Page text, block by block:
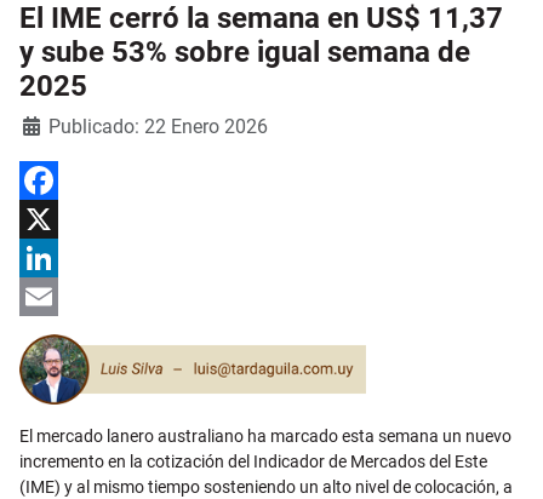
El IME cerró la semana en US$ 11,37
y sube 53% sobre igual semana de
2025
Detalles
Publicado: 22 Enero 2026
Facebook
X
LinkedIn
Email
El mercado lanero australiano ha marcado esta semana un nuevo
incremento en la cotización del Indicador de Mercados del Este
(IME) y al mismo tiempo sosteniendo un alto nivel de colocación, a